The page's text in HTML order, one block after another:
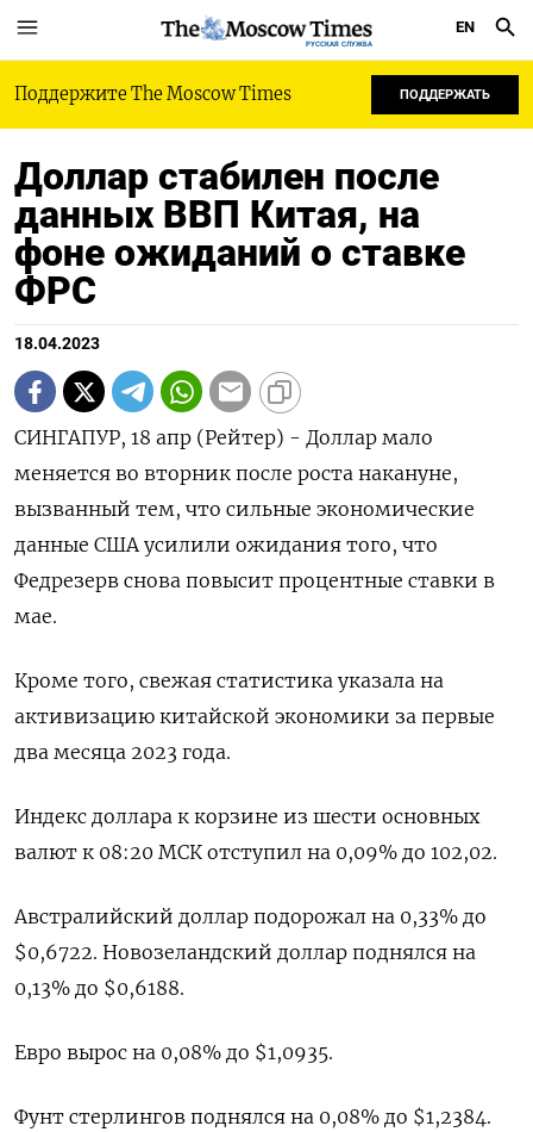
РУССКАЯ СЛУЖБА
EN
Поддержите The Moscow Times ПОДДЕРЖАТЬ
Доллар стабилен после
данных ВВП Китая, на
фоне ожиданий о ставке
ФРС
18.04.2023
СИНГАПУР, 18 апр (Рейтер) - Доллар мало
меняется во вторник после роста накануне,
вызванный тем, что сильные экономические
данные США усилили ожидания того, что
Федрезерв снова повысит процентные ставки в
мае.
Кроме того, свежая статистика указала на
активизацию китайской экономики за первые
два месяца 2023 года.
Индекс доллара к корзине из шести основных
валют к 08:20 МСК отступил на 0,09% до 102,02​.
Австралийский доллар подорожал на 0,33% до
$0,6722​. Новозеландский доллар поднялся на
0,13% до $0,6188​.
Евро вырос на 0,08% до $1,0935​.
Фунт стерлингов поднялся на 0,08% до $1,2384​.